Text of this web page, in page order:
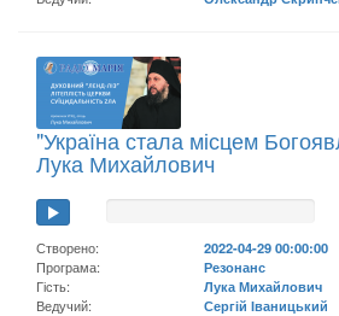
"Україна стала місцем
Лука Михайлович
Створено:
2022-04-29 00:00:00
Програма:
Резонанс
Гість:
Лука Михайлович
Ведучий:
Сергій Іваницький